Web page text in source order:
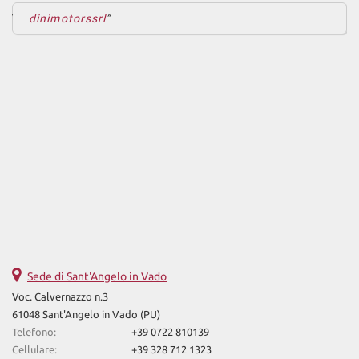
dinimotorssrl
Sede di Sant'Angelo in Vado
Voc. Calvernazzo n.3
61048 Sant'Angelo in Vado (PU)
Telefono:
+39 0722 810139
Cellulare:
+39 328 712 1323